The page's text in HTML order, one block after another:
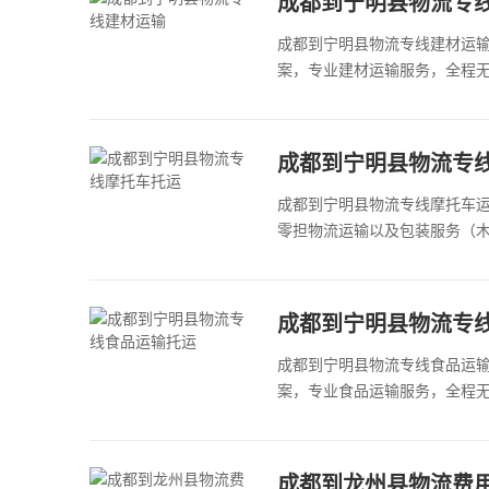
成都到宁明县物流专线建材运
案，专业建材运输服务，全程
成都到宁明县物流专
成都到宁明县物流专线摩托车
零担物流运输以及包装服务（
成都到宁明县物流专
成都到宁明县物流专线食品运
案，专业食品运输服务，全程